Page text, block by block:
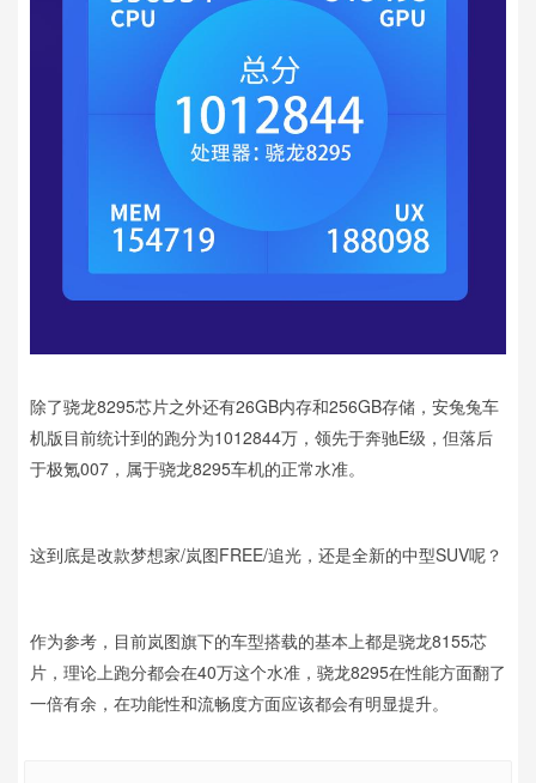
除了骁龙8295芯片之外还有26GB内存和256GB存储，安兔兔车
机版目前统计到的跑分为1012844万，领先于奔驰E级，但落后
于极氪007，属于骁龙8295车机的正常水准。
这到底是改款梦想家/岚图FREE/追光，还是全新的中型SUV呢？
作为参考，目前岚图旗下的车型搭载的基本上都是骁龙8155芯
片，理论上跑分都会在40万这个水准，骁龙8295在性能方面翻了
一倍有余，在功能性和流畅度方面应该都会有明显提升。